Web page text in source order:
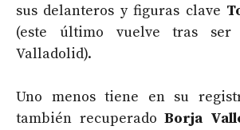
sus delanteros y figuras clave
(este último vuelve tras ser
Valladolid).
Uno menos tiene en su
también recuperadoBorja